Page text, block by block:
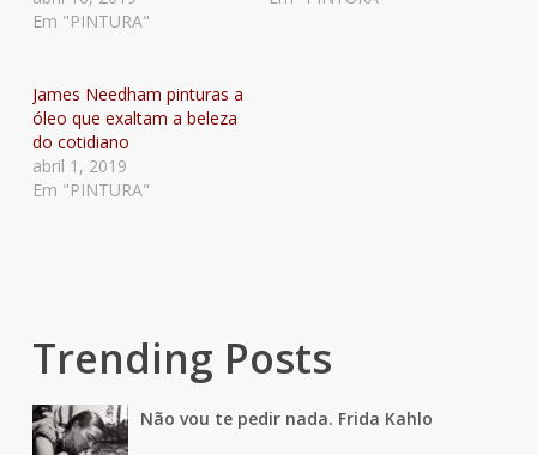
Em "PINTURA"
James Needham pinturas a
óleo que exaltam a beleza
do cotidiano
abril 1, 2019
Em "PINTURA"
Trending Posts
Não vou te pedir nada. Frida Kahlo